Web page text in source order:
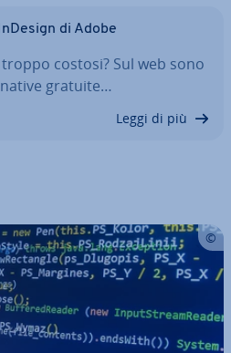
di Adobe
costosi? Sul web sono
gratuite…
Leggi di più